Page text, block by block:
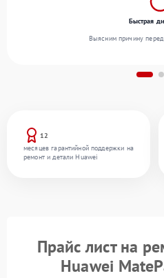
12
месяцев гарантийной поддержки на
ремонт и детали Huawei
Быстрая
Выясним причину
Прайс лист на
Huawei